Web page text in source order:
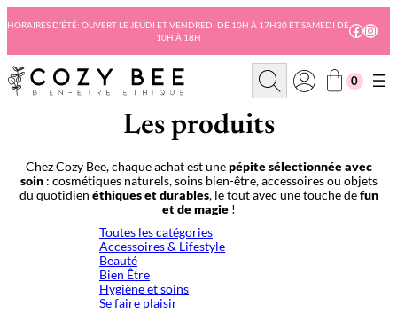
au
HORAIRES D’ÉTÉ: OUVERT LE JEUDI ET VENDREDI DE 10H À 17H30 ET SAMEDI DE
10H À 18H
R
c
h
e
h
e
0
Les produits
Chez Cozy Bee, chaque achat est unepépite sélectionnée avec
soin: cosmétiques naturels, soins bien-être, accessoires ou objets
du quotidien éthiques et durables, le tout avec une touche defun
et de magie!
Toutes les catégories
Accessoires & Lifestyle
Beauté
Bien Être
Hygiène et soins
Se faire plaisir